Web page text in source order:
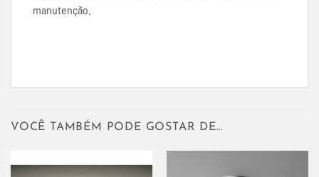
manutenção.
VOCÊ TAMBÉM PODE GOSTAR DE…